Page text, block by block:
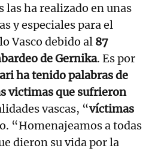
las ha realizado en unas
y especiales para el
Vasco debido al 87
de Gernika. Es por
ha tenido palabras de
victimas que sufrieron
vascas, “víctimas
“Homenajeamos a todas
dieron su vida por la